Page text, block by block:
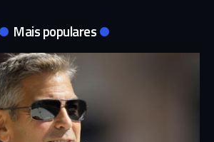
Mais populares